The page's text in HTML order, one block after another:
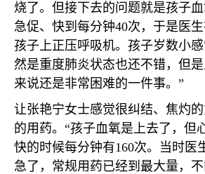
烧了。但接下去的问题就是孩子血
急促、快到每分钟40次，于是医
孩子上正压呼吸机。孩子岁数小
然是重度肺炎状态也还不错，但
来说还是非常困难的一件事。”
让张艳宁女士感觉很纠结、焦灼
的用药。“孩子血氧是上去了，但
快的时候每分钟有160次。当时医
急了，常规用药已经到最大量，